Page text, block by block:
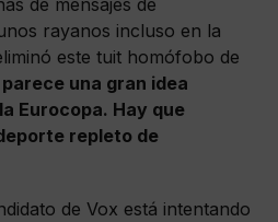
rayanos incluso en la
este tuit homófobo de
una gran idea
Eurocopa. Hay que
repleto de
de Vox está intentando